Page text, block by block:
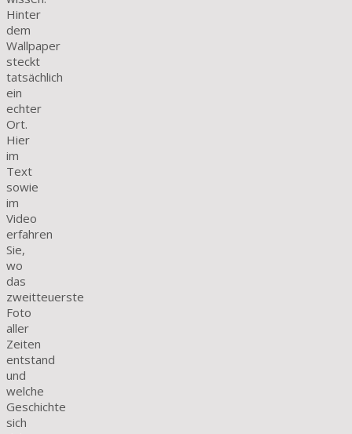
Hinter
dem
Wallpaper
steckt
tatsächlich
ein
echter
Ort.
Hier
im
Text
sowie
im
Video
erfahren
Sie,
wo
das
zweitteuerste
Foto
aller
Zeiten
entstand
und
welche
Geschichte
sich